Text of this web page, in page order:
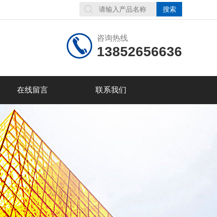
咨询热线
13852656636
在线留言 联系我们